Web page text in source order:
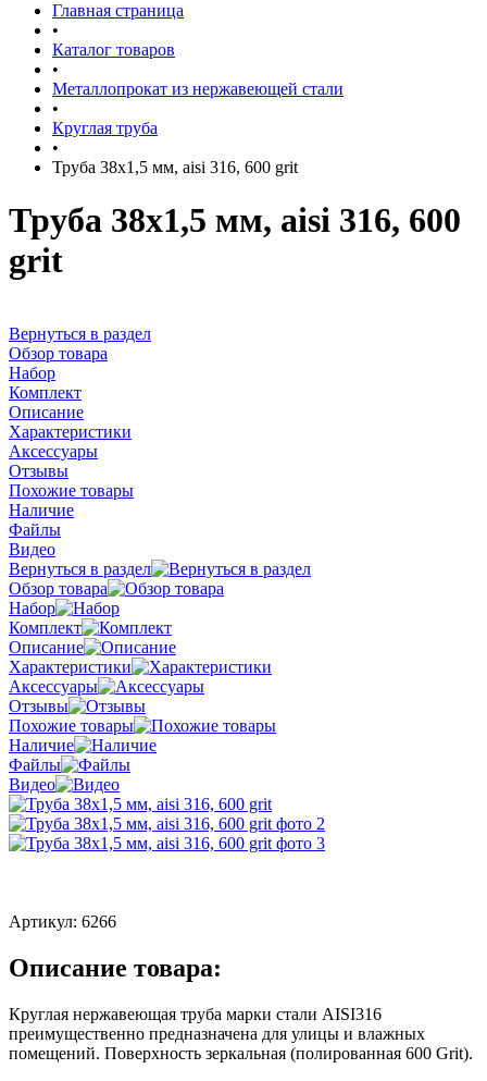
Главная страница
•
Каталог товаров
•
Металлопрокат из нержавеющей стали
•
Круглая труба
•
Труба 38х1,5 мм, aisi 316, 600 grit
Труба 38х1,5 мм, aisi 316, 600
grit
Вернуться в раздел
Обзор товара
Набор
Комплект
Описание
Характеристики
Аксессуары
Отзывы
Похожие товары
Наличие
Файлы
Видео
Вернуться в раздел
Обзор товара
Набор
Комплект
Описание
Характеристики
Аксессуары
Отзывы
Похожие товары
Наличие
Файлы
Видео
Артикул: 6266
Описание товара:
Круглая нержавеющая труба марки стали AISI316
преимущественно предназначена для улицы и влажных
помещений. Поверхность зеркальная (полированная 600 Grit).